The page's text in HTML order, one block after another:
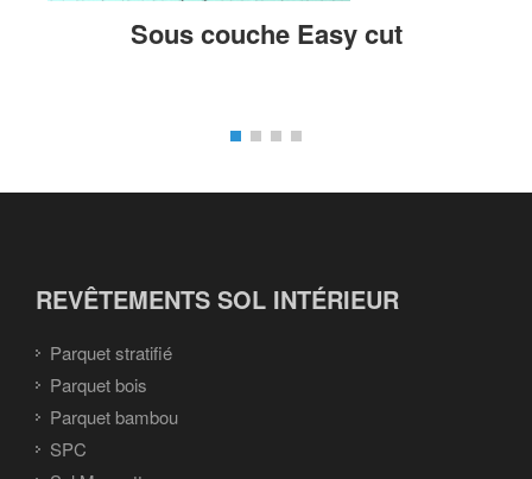
Sous couche Easy cut
REVÊTEMENTS SOL INTÉRIEUR
Parquet stratifié
Parquet bois
Parquet bambou
SPC